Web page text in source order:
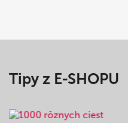
Tipy z E-SHOPU